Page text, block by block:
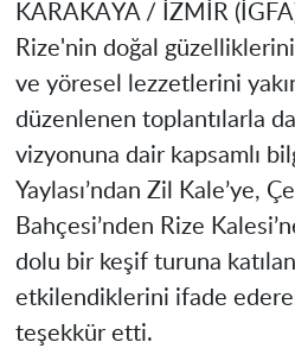
KARAKAYA / İZMİR
Rize'nin doğal
ve yöresel lezzetlerini
düzenlenen toplantılarla
vizyonuna dair kapsamlı
Yaylası’ndan Zil Kale’ye,
Bahçesi’nden Rize
dolu bir keşif turuna
etkilendiklerini ifade
teşekkür etti.